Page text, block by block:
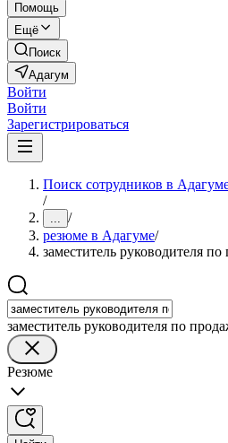
Помощь
Ещё
Поиск
Адагум
Войти
Войти
Зарегистрироваться
Поиск сотрудников в
/
... /
резюме в Адагуме/
заместитель руководителя
заместитель руководителя по
Резюме